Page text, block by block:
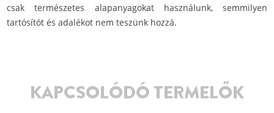
csak természetes alapanyagokat használunk, semmilyen
tartósítót és adalékot nem teszünk hozzá.
KAPCSOLÓDÓ TERMELŐK